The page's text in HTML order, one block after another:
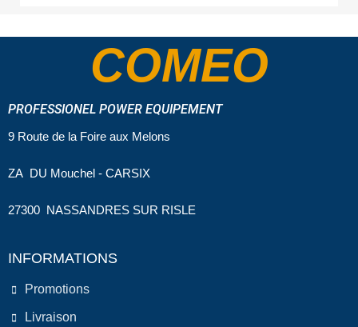
COMEO
PROFESSIONEL POWER EQUIPEMENT
9 Route de la Foire aux Melons
ZA DU Mouchel - CARSIX
27300 NASSANDRES SUR RISLE
INFORMATIONS
Promotions
Livraison